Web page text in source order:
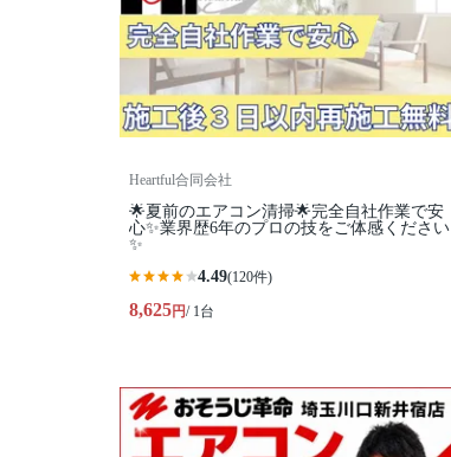
Heartful合同会社
🌟夏前のエアコン清掃🌟完全自社作業で安
心✨業界歴6年のプロの技をご体感ください
✨
4.49(120件)
8,625円/ 1台